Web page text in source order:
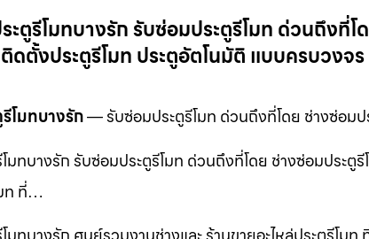
ะตูรีโมทบางรัก รับซ่อมประตูรีโมท ด่วนถึงที่โ
ตั้งประตูรีโมท ประตูอัตโนมัติ แบบครบวงจ
โมทบางรัก— รับซ่อมประตูรีโมท ด่วนถึงที่โดย ช่างซ่อมป
มทบางรัก รับซ่อมประตูรีโมท ด่วนถึงที่โดย ช่างซ่อมประตู
ท ที่…